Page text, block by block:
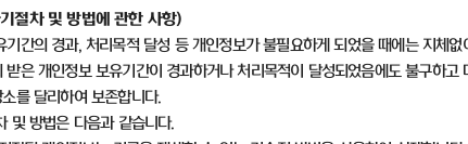
절차 및 방법에 관한 사항)
기간의 경과, 처리목적 달성 등 개인정보가 불필요하게 되었을 때에는 지체
받은 개인정보 보유기간이 경과하거나 처리목적이 달성되었음에도 불구하
를 달리하여 보존합니다.
및 방법은 다음과 같습니다.